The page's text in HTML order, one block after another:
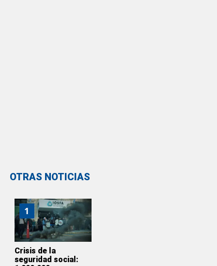
OTRAS NOTICIAS
1
Crisis de la
seguridad social: